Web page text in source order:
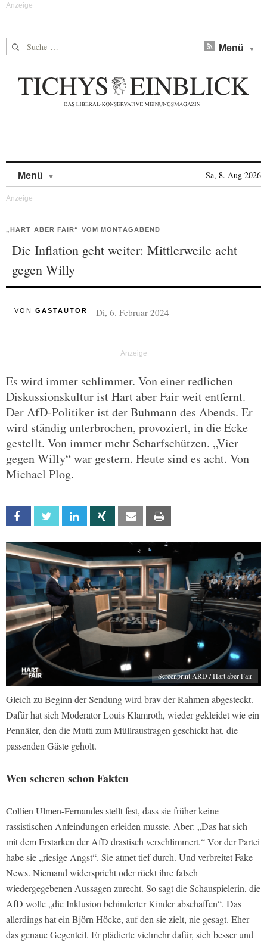
Suche nach: Menü
Menü Sa, 8. Aug 2026
„HART ABER FAIR“ VOM MONTAGABEND
Die Inflation geht weiter: Mittlerweile acht
gegen Willy
VON GASTAUTOR Di, 6. Februar 2024
Es wird immer schlimmer. Von einer redlichen
Diskussionskultur ist Hart aber Fair weit entfernt.
Der AfD-Politiker ist der Buhmann des Abends. Er
wird ständig unterbrochen, provoziert, in die Ecke
gestellt. Von immer mehr Scharfschützen. „Vier
gegen Willy“ war gestern. Heute sind es acht. Von
Michael Plog.
Facebook Twitter Linkedin Xing Email
Screenprint ARD / Hart aber Fair
Gleich zu Beginn der Sendung wird brav der Rahmen abgesteckt.
Dafür hat sich Moderator Louis Klamroth, wieder gekleidet wie ein
Pennäler, den die Mutti zum Müllraustragen geschickt hat, die
passenden Gäste geholt.
Wen scheren schon Fakten
Collien Ulmen-Fernandes stellt fest, dass sie früher keine
rassistischen Anfeindungen erleiden musste. Aber: „Das hat sich
mit dem Erstarken der AfD drastisch verschlimmert.“ Vor der Partei
habe sie „riesige Angst“. Sie atmet tief durch. Und verbreitet Fake
News. Niemand widerspricht oder rückt ihre falsch
wiedergegebenen Aussagen zurecht. So sagt die Schauspielerin, die
AfD wolle „die Inklusion behinderter Kinder abschaffen“. Das
allerdings hat ein Björn Höcke, auf den sie zielt, nie gesagt. Eher
das genaue Gegenteil. Er plädierte vielmehr dafür, sich besser und